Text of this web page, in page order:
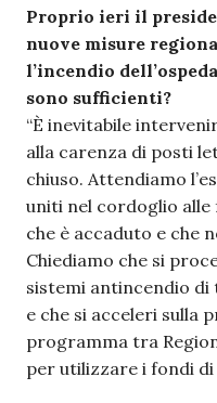
Proprio ieri il
nuove misure
l’incendio
sono sufficienti?
“È inevitabile
alla carenza di posti
chiuso. Attendiamo
uniti nel cordoglio alle
che è accaduto e che
Chiediamo che si
sistemi antincendio
e che si acceleri sulla
programma tra
per utilizzare i fondi di